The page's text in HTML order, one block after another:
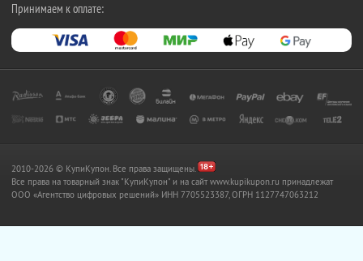
Принимаем к оплате:
2010-2026 © КупиКупон. Все права защищены.
Все права на товарный знак "КупиКупон" и на сайт www.kupikupon.ru принадлежат
OOO «Агентство цифровых решений» ИНН 7705523387, ОГРН 1127747063212